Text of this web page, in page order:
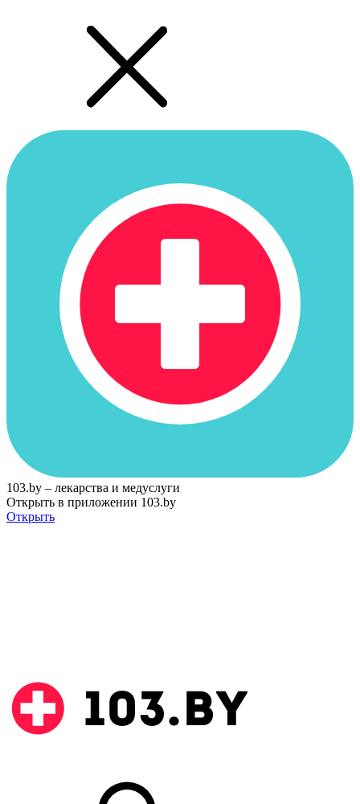
103.by – лекарства и медуслуги
Открыть в приложении 103.by
Открыть